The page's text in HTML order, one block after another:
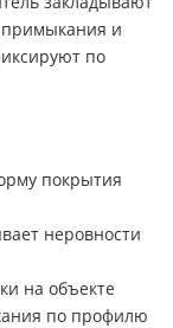
и
по
покрытия
неровности
на объекте
по профилю